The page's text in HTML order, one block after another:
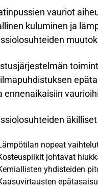
vauriot
kuluminen ja
ennenaikaisiin
nopeat
johtavat
yhdisteiden